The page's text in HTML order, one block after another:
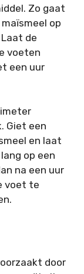
Zo gaat
op
de
voeten
een uur
Giet een
en laat
op een
na een uur
voet te
door